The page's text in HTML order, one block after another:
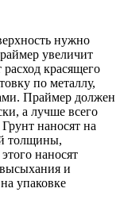
нужно
увеличит
красящего
по металлу,
Праймер должен
а лучше всего
наносят на
толщины,
наносят
и
упаковке